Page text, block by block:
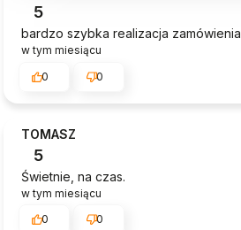
5
bardzo szybka realizacja zamówienia
w tym miesiącu
0
0
TOMASZ
5
Świetnie, na czas.
w tym miesiącu
0
0